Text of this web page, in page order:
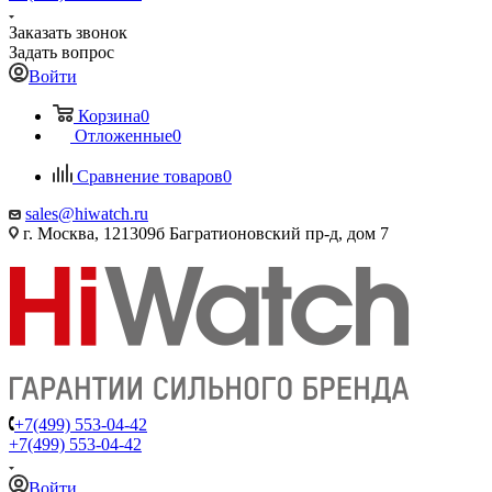
Заказать звонок
Задать вопрос
Войти
Корзина0
Отложенные0
Сравнение товаров0
sales@hiwatch.ru
г. Москва, 121309б Багратионовский пр-д, дом 7
+7(499) 553-04-42
+7(499) 553-04-42
Войти